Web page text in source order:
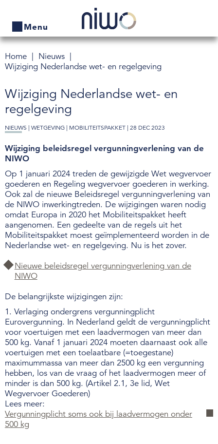
Menu
Home
Bedrijven zoeken
Actueel
Thema's
Contact
Veelgestelde vragen
Wet- en regelgeving
Over de NIWO
Informatie per land / Country information
Over deze website
Inloggen
NIWO
Veraartlaan 10
2288 GM Rijswijk
T +31 (0)70 399 20 11
E info@niwo.nl
Home
Nieuws
Wijziging Nederlandse wet- en regelgeving
Wijziging Nederlandse wet- en
regelgeving
NIEUWS | WETGEVING | MOBILITEITSPAKKET | 28 DEC 2023
Wijziging beleidsregel vergunningverlening van de
NIWO
Op 1 januari 2024 treden de gewijzigde Wet wegvervoer
goederen en Regeling wegvervoer goederen in werking.
Ook zal de nieuwe Beleidsregel vergunningverlening van
de NIWO inwerkingtreden. De wijzigingen waren nodig
omdat Europa in 2020 het Mobiliteitspakket heeft
aangenomen. Een gedeelte van de regels uit het
Mobiliteitspakket moest geïmplementeerd worden in de
Nederlandse wet- en regelgeving. Nu is het zover.
Nieuwe beleidsregel vergunningverlening van de
NIWO
De belangrijkste wijzigingen zijn:
1. Verlaging ondergrens vergunningplicht
Eurovergunning. In Nederland geldt de vergunningplicht
voor voertuigen met een laadvermogen van meer dan
500 kg. Vanaf 1 januari 2024 moeten daarnaast ook alle
voertuigen met een toelaatbare (=toegestane)
maximummassa van meer dan 2500 kg een vergunning
hebben, los van de vraag of het laadvermogen meer of
minder is dan 500 kg. (Artikel 2.1, 3e lid, Wet
Wegvervoer Goederen)
Lees meer:
Vergunningplicht soms ook bij laadvermogen onder
500 kg